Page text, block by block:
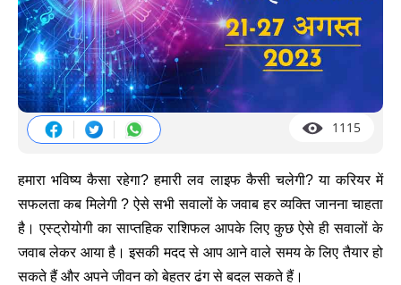
1115
हमारा भविष्य कैसा रहेगा? हमारी लव लाइफ कैसी चलेगी? या करियर में
सफलता कब मिलेगी ? ऐसे सभी सवालों के जवाब हर व्यक्ति जानना चाहता
है। एस्ट्रोयोगी का साप्तहिक राशिफल आपके लिए कुछ ऐसे ही सवालों के
जवाब लेकर आया है। इसकी मदद से आप आने वाले समय के लिए तैयार हो
सकते हैं और अपने जीवन को बेहतर ढंग से बदल सकते हैं।